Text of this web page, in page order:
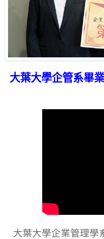
大葉大學企管系畢
大葉大學企業管理學